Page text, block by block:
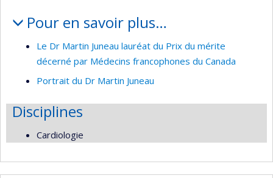
Pour en savoir plus…
Le Dr Martin Juneau lauréat du Prix du mérite
décerné par Médecins francophones du Canada
Portrait du Dr Martin Juneau
Disciplines
Cardiologie